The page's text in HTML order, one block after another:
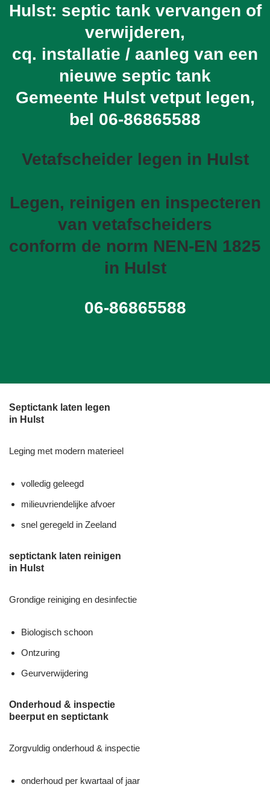
Hulst: septic tank vervangen of
verwijderen,
cq. installatie / aanleg van een
nieuwe septic tank
Gemeente Hulst vetput legen,
bel 06-86865588
Vetafscheider legen in Hulst
Legen, reinigen en inspecteren
van vetafscheiders
conform de norm NEN-EN 1825
in Hulst
06-86865588
Septictank laten legen
in Hulst
Leging met modern materieel
volledig geleegd
milieuvriendelijke afvoer
snel geregeld in Zeeland
septictank laten reinigen
in Hulst
Grondige reiniging en desinfectie
Biologisch schoon
Ontzuring
Geurverwijdering
Onderhoud & inspectie
beerput en septictank
Zorgvuldig onderhoud & inspectie
onderhoud per kwartaal of jaar